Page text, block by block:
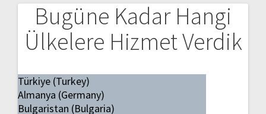
Bugüne Kadar Hangi
Ülkelere Hizmet Verdik
Türkiye (Turkey)
Almanya (Germany)
Bulgaristan (Bulgaria)